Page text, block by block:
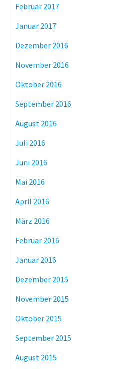
Februar 2017
Januar 2017
Dezember 2016
November 2016
Oktober 2016
September 2016
August 2016
Juli 2016
Juni 2016
Mai 2016
April 2016
März 2016
Februar 2016
Januar 2016
Dezember 2015
November 2015
Oktober 2015
September 2015
August 2015